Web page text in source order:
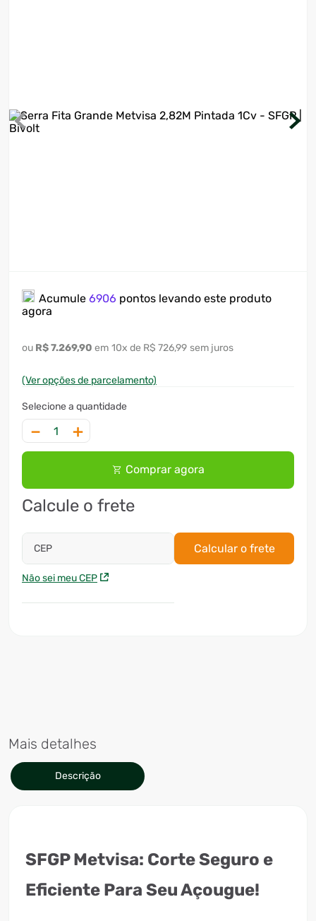
Acumule 6906 pontos levando este produto
agora
R$7.269,90 10x R$ 726,99 sem juros
(Ver opções de parcelamento)
＋
－
Comprar agora
Calcule o frete
CEP
Não sei meu CEP
Calcular o frete
Mais detalhes
Descrição
SFGP Metvisa: Corte Seguro e
Eficiente Para Seu Açougue!